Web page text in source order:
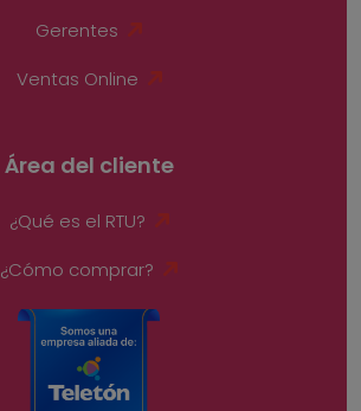
Gerentes
Ventas Online
Área del cliente
¿Qué es el RTU?
¿Cómo comprar?